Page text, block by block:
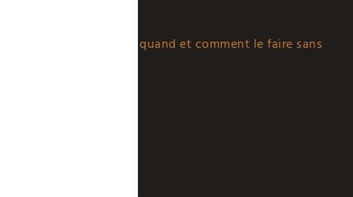
Tailler palmier : quand et comment le faire sans